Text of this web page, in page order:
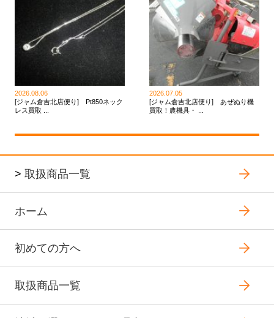
2026.08.06
[ジャム倉吉北店便り] Pt850ネック
レス買取 ...
2026.07.05
[ジャム倉吉北店便り] あぜぬり機
買取！農機具・ ...
> 取扱商品一覧
ホーム
初めての方へ
取扱商品一覧